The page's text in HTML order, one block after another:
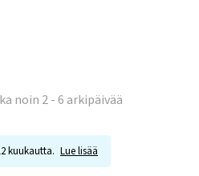
noin 2 - 6 arkipäivää
kuukautta. Lue lisää